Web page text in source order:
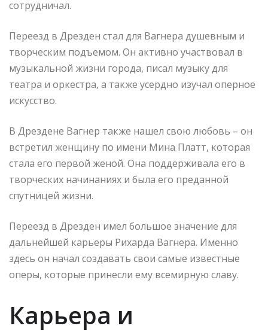
сотрудничал.
Переезд в Дрезден стал для Вагнера душевным и
творческим подъемом. Он активно участвовал в
музыкальной жизни города, писал музыку для
театра и оркестра, а также усердно изучал оперное
искусство.
В Дрездене Вагнер также нашел свою любовь – он
встретил женщину по имени Мина Платт, которая
стала его первой женой. Она поддерживала его в
творческих начинаниях и была его преданной
спутницей жизни.
Переезд в Дрезден имел большое значение для
дальнейшей карьеры Рихарда Вагнера. Именно
здесь он начал создавать свои самые известные
оперы, которые принесли ему всемирную славу.
Карьера и